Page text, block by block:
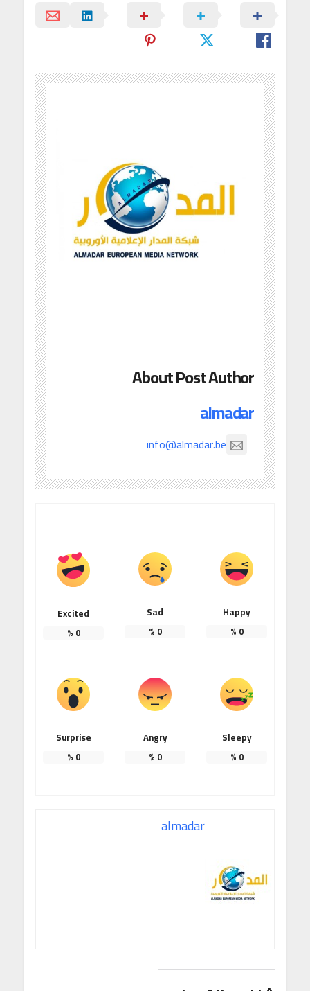
About Post Author
almadar
info@almadar.be
Happy
0
%
Sad
0
%
Excited
0
%
Sleepy
0
%
Angry
0
%
Surprise
0
%
almadar